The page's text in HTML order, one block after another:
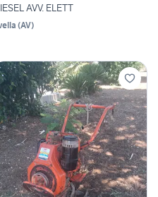
AVV. ELETT
(AV)